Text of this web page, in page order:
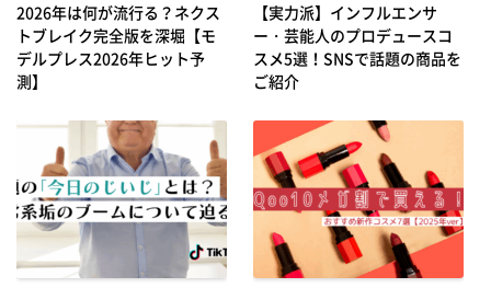
2026年は何が流行る？ネクス
トブレイク完全版を深堀【モ
デルプレス2026年ヒット予
測】
【実力派】インフルエンサ
ー・芸能人のプロデュースコ
スメ5選！SNSで話題の商品を
ご紹介